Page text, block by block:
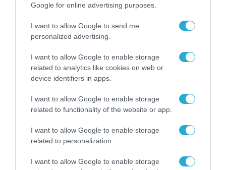
Google for online advertising purposes.
I want to allow Google to send me
personalized advertising.
I want to allow Google to enable storage
related to analytics like cookies on web or
device identifiers in apps.
I want to allow Google to enable storage
related to functionality of the website or app.
I want to allow Google to enable storage
related to personalization.
I want to allow Google to enable storage
«Επιχείρηση ελεύθερα πεζοδρόμια» στην
Αθήνα: Απομακρύνθηκαν παράνομα
αντικείμενα από κοινόχρηστους χώρους